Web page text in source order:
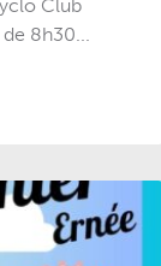
Club
de 8h30...